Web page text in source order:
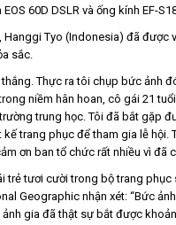
60D DSLR và ống kính EF-
Tyo (Indonesia) đã
sắc.
Thực ra tôi chụp bức ảnh
niềm hân hoan, cô gái 21
trung học. Tôi đã bắt gặp
trang phục để tham gia lễ hội.
ơn ban tổ chức rất nhiều vì
trẻ tươi cười trong bộ trang
Geographic nhận xét: “Bức
gia đã thật sự bắt được